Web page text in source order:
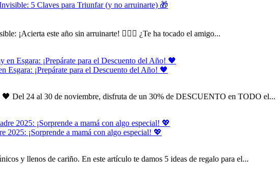
5 Claves para Triunfar (y no arruinarte) 🎁
¡Acierta este año sin arruinarte! 🕵️‍♂️🎁 ¿Te ha tocado el amigo...
Esgara: ¡Prepárate para el Descuento del Año! 🖤
🖤 Del 24 al 30 de noviembre, disfruta de un 30% de DESCUENTO en TODO el...
2025: ¡Sorprende a mamá con algo especial! 💖
y llenos de cariño. En este artículo te damos 5 ideas de regalo para el...